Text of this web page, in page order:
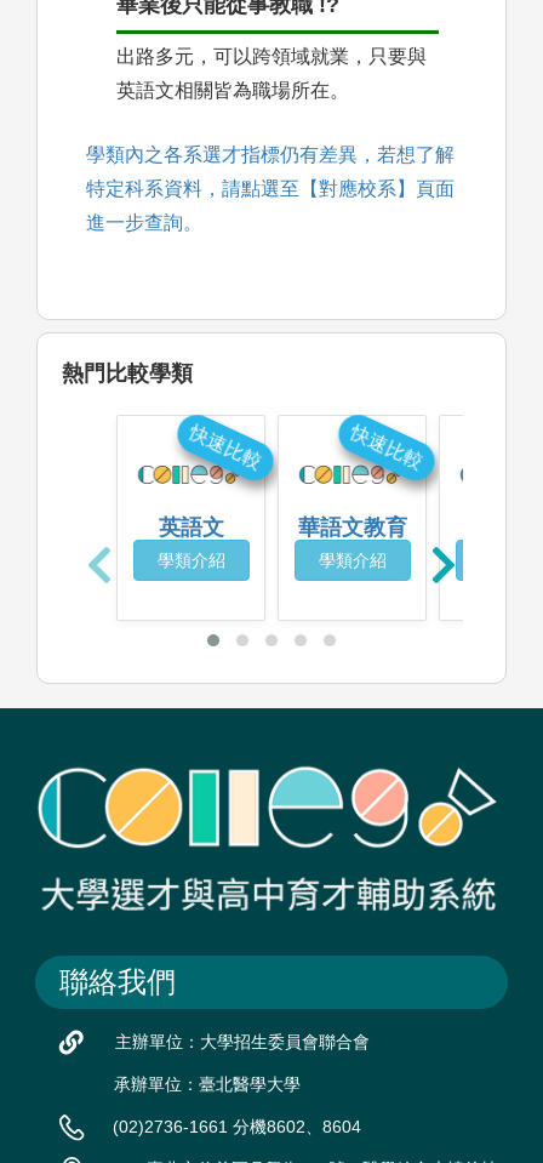
畢業後只能從事教職 !?
出路多元，可以跨領域就業，只要與
英語文相關皆為職場所在。
學類內之各系選才指標仍有差異，若想了解
特定科系資料，請點選至【對應校系】頁面
進一步查詢。
熱門比較學類
英語文
學類介紹
快速比較
華語文教育
學類介紹
快速比較
聯絡我們
主辦單位：大學招生委員會聯合會
承辦單位：臺北醫學大學
(02)2736-1661 分機8602、8604